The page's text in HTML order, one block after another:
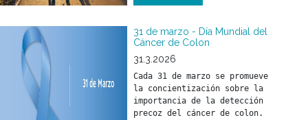
31 de marzo - Día Mundial del
Cáncer de Colon
31.3.2026
Cada 31 de marzo se promueve
la concientización sobre la
importancia de la detección
precoz del cáncer de colon.